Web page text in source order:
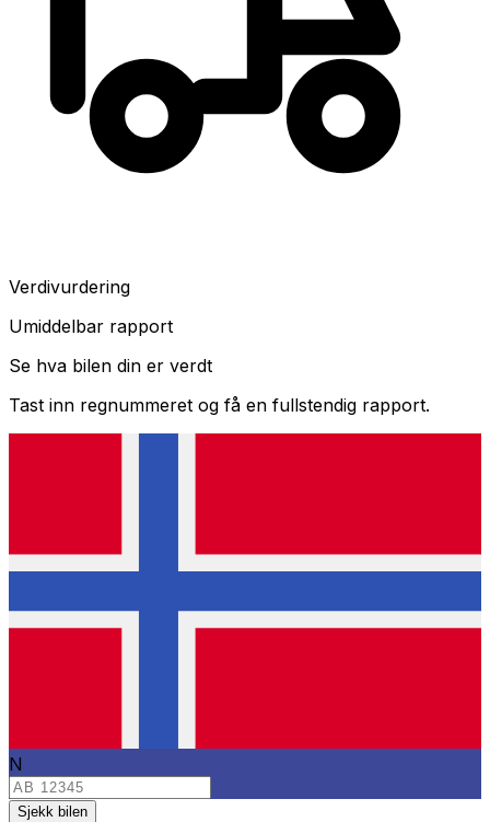
Verdivurdering
Umiddelbar rapport
Se hva bilen din er verdt
Tast inn regnummeret og få en fullstendig rapport.
N
Sjekk bilen